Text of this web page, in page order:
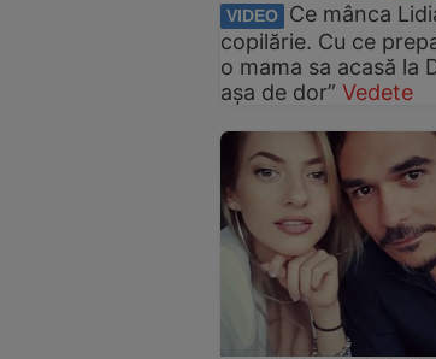
VIDEO
Ce mânca
copilărie. Cu ce
o mama sa acasă la
așa de dor” Vedete